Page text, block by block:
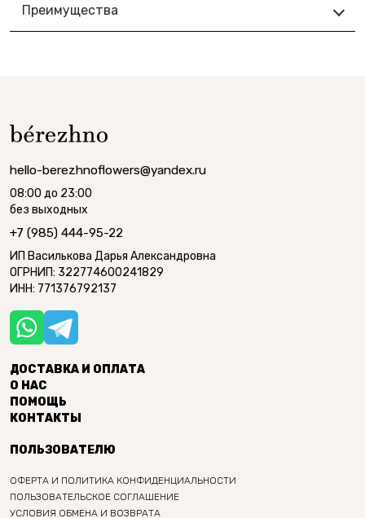
Преимущества
hello-berezhnoflowers@yandex.ru
08:00 до 23:00
без выходных
+7 (985) 444-95-22
ИП Василькова Дарья Александровна
ОГРНИП: 322774600241829
ИНН: 771376792137
ДОСТАВКА И ОПЛАТА
О НАС
ПОМОЩЬ
КОНТАКТЫ
ПОЛЬЗОВАТЕЛЮ
ОФЕРТА И ПОЛИТИКА КОНФИДЕНЦИАЛЬНОСТИ
ПОЛЬЗОВАТЕЛЬСКОЕ СОГЛАШЕНИЕ
УСЛОВИЯ ОБМЕНА И ВОЗВРАТА